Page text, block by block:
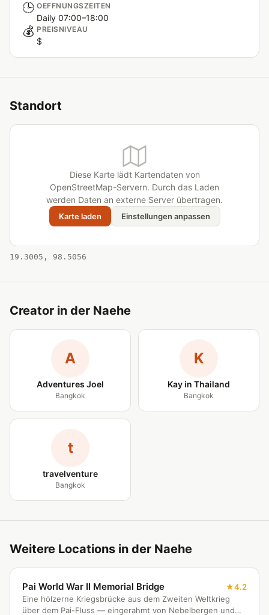
🕒 OEFFNUNGSZEITEN
Daily 07:00–18:00
💰 PREISNIVEAU
$
Standort
Diese Karte lädt Kartendaten von
OpenStreetMap-Servern. Durch das Laden
werden Daten an externe Server übertragen.
Karte laden Einstellungen anpassen
19.3005, 98.5056
Creator in der Naehe
A
Adventures Joel
Bangkok
K
Kay in Thailand
Bangkok
t
travelventure
Bangkok
Weitere Locations in der Naehe
Pai World War II Memorial Bridge
4.2
Eine hölzerne Kriegsbrücke aus dem Zweiten Weltkrieg
über dem Pai-Fluss — eingerahmt von Nebelbergen und